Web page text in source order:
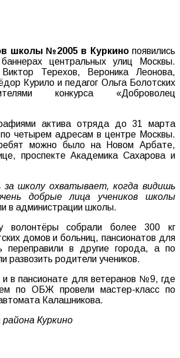
школы №2005 в Куркинопоявились
центральных улиц Москвы.
Терехов, Вероника Леонова,
Курило и педагог Ольга Болотских
конкурса «Доброволец
актива отряда до 31 марта
четырем адресам в центре Москвы.
можно было на Новом Арбате,
проспекте Академика Сахарова и
за школу охватывает, когда видишь
добрые лица учеников школы
в администрации школы.
волонтёры собрали более 300 кг
домов и больниц, пансионатов для
переправили в другие города, а по
развозить родители учеников.
в пансионате для ветеранов №9, где
по ОБЖ провели мастер-класс по
Калашникова.
Куркино